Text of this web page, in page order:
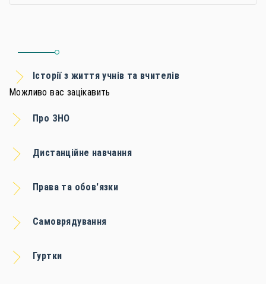
Історії з життя учнів та вчителів
Можливо вас зацікавить
Про ЗНО
Дистанційне навчання
Права та обов'язки
Самоврядування
Гуртки